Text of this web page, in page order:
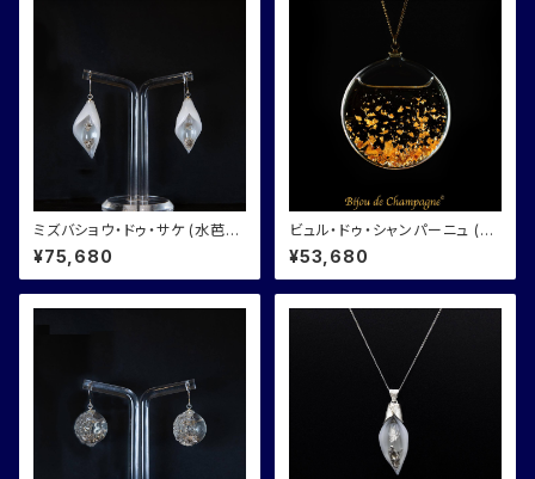
ミズバショウ・ドゥ・サケ (水芭蕉
AWA SAKEの水芭蕉) ピアス/
イヤリング ガラスジュエリー
¥75,680
ビュル・ドゥ・シャンパーニュ (シ
ャンパーニュの気泡) ネックレ
ス ガラスジュエリー
¥53,680